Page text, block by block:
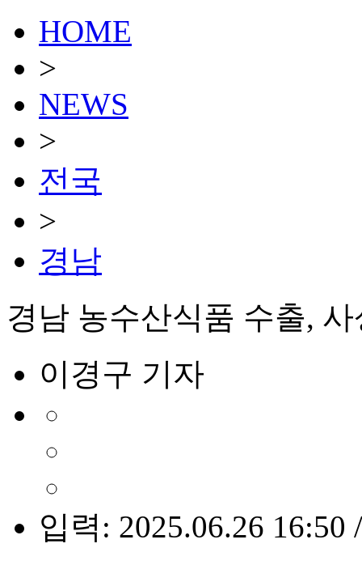
HOME
>
NEWS
>
전국
>
경남
경남 농수산식품 수출,
이경구 기자
입력: 2025.06.26 16:50